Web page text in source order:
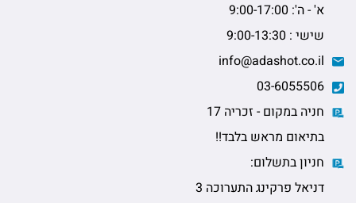
א' - ה': 9:00-17:00
שישי : 9:00-13:30
חניה במקום - זכריה 17
בתיאום מראש בלבד!!
חניון בתשלום:
דניאל פרקינג התערוכה 3